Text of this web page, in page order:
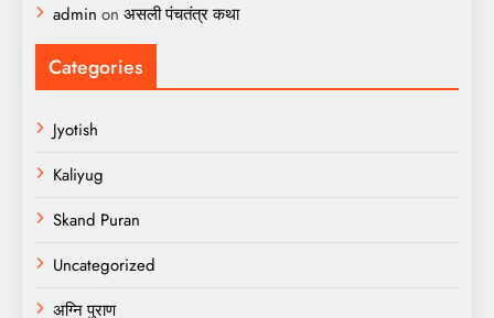
admin on असली पंचतंत्र कथा
Categories
Jyotish
Kaliyug
Skand Puran
Uncategorized
अग्नि पुराण